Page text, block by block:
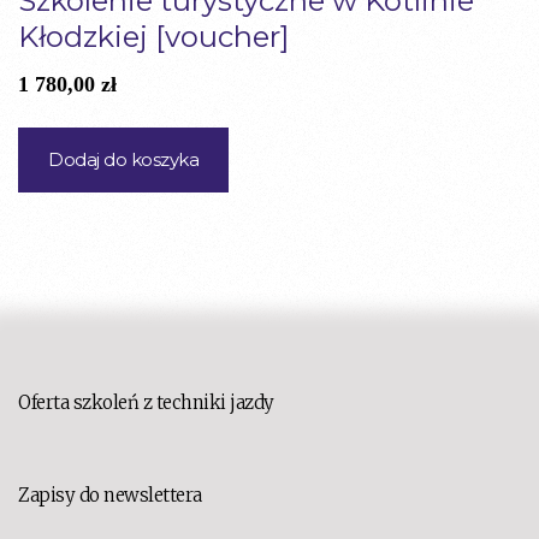
Kłodzkiej [voucher]
1 780,00 zł
Dodaj do koszyka
Oferta szkoleń z techniki jazdy
Zapisy do newslettera